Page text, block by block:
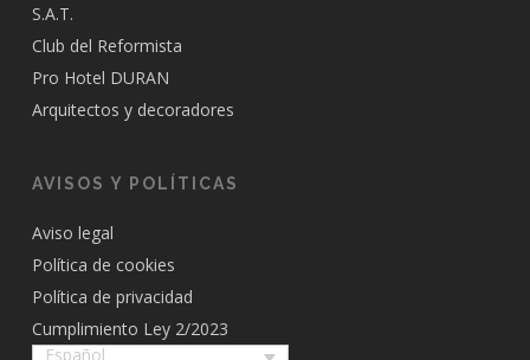
S.A.T.
Club del Reformista
Pro Hotel DURAN
Arquitectos y decoradores
AVISOS Y POLÍTICAS
Aviso legal
Política de cookies
Política de privacidad
Cumplimiento Ley 2/2023
Español